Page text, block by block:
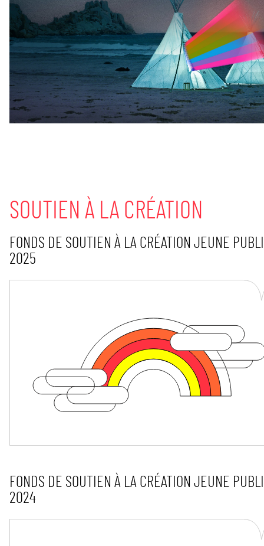
SOUTIEN À LA CRÉATION
FONDS DE SOUTIEN À LA CRÉATION JEUNE
2025
FONDS DE SOUTIEN À LA CRÉATION JEUNE
2024